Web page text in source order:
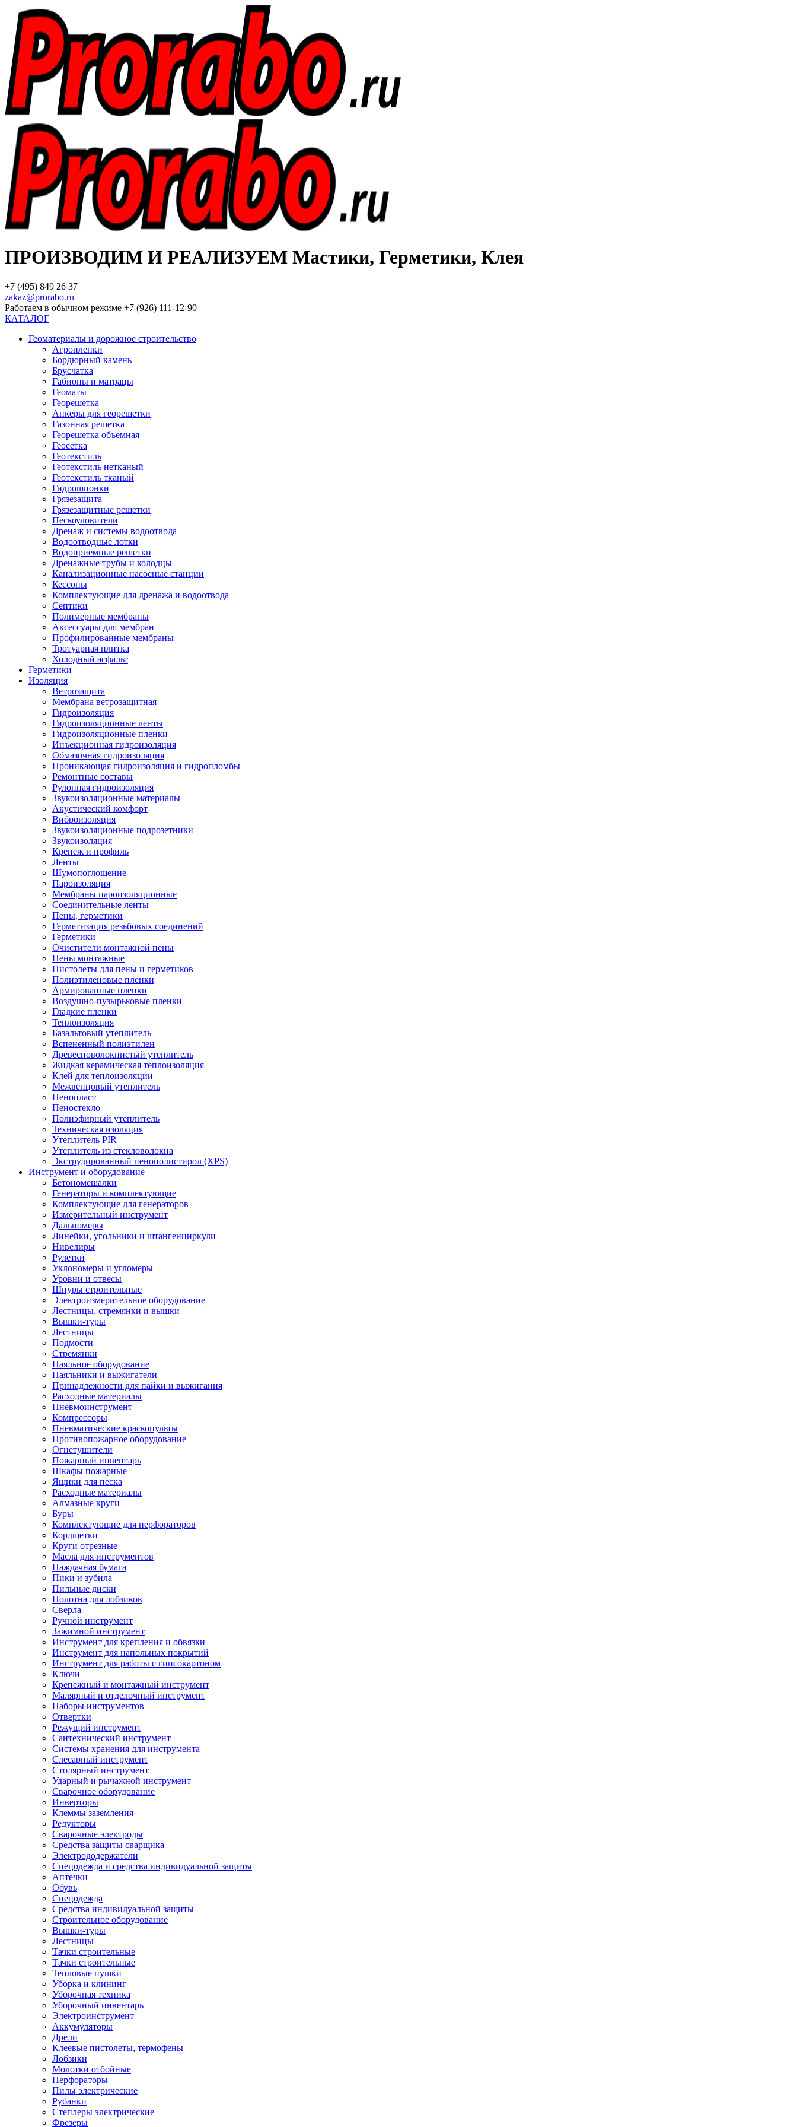
ПРОИЗВОДИМ И РЕАЛИЗУЕМ Мастики, Герметики, Клея
+7 (495) 849 26 37
zakaz@prorabo.ru
Работаем в обычном режиме +7 (926) 111-12-90
КАТАЛОГ
Геоматериалы и дорожное строительство
Агропленки
Бордюрный камень
Брусчатка
Габионы и матрацы
Геоматы
Георешетка
Анкеры для георешетки
Газонная решетка
Георешетка объемная
Геосетка
Геотекстиль
Геотекстиль нетканый
Геотекстиль тканый
Гидрошпонки
Грязезащита
Грязезащитные решетки
Пескоуловители
Дренаж и системы водоотвода
Водоотводные лотки
Водоприемные решетки
Дренажные трубы и колодцы
Канализационные насосные станции
Кессоны
Комплектующие для дренажа и водоотвода
Септики
Полимерные мембраны
Аксессуары для мембран
Профилированные мембраны
Тротуарная плитка
Холодный асфальт
Герметики
Изоляция
Ветрозащита
Мембрана ветрозащитная
Гидроизоляция
Гидроизоляционные ленты
Гидроизоляционные пленки
Инъекционная гидроизоляция
Обмазочная гидроизоляция
Проникающая гидроизоляция и гидропломбы
Ремонтные составы
Рулонная гидроизоляция
Звукоизоляционные материалы
Акустический комфорт
Виброизоляция
Звукоизоляционные подрозетники
Звукоизоляция
Крепеж и профиль
Ленты
Шумопоглощение
Пароизоляция
Мембраны пароизоляционные
Соединительные ленты
Пены, герметики
Герметизация резьбовых соединений
Герметики
Очистители монтажной пены
Пены монтажные
Пистолеты для пены и герметиков
Полиэтиленовые пленки
Армированные пленки
Воздушно-пузырьковые пленки
Гладкие пленки
Теплоизоляция
Базальтовый утеплитель
Вспененный полиэтилен
Древесноволокнистый утеплитель
Жидкая керамическая теплоизоляция
Клей для теплоизоляции
Межвенцовый утеплитель
Пенопласт
Пеностекло
Полиэфирный утеплитель
Техническая изоляция
Утеплитель PIR
Утеплитель из стекловолокна
Экструдированный пенополистирол (XPS)
Инструмент и оборудование
Бетономешалки
Генераторы и комплектующие
Комплектующие для генераторов
Измерительный инструмент
Дальномеры
Линейки, угольники и штангенциркули
Нивелиры
Рулетки
Уклономеры и угломеры
Уровни и отвесы
Шнуры строительные
Электроизмерительное оборудование
Лестницы, стремянки и вышки
Вышки-туры
Лестницы
Подмости
Стремянки
Паяльное оборудование
Паяльники и выжигатели
Принадлежности для пайки и выжигания
Расходные материалы
Пневмоинструмент
Компрессоры
Пневматические краскопульты
Противопожарное оборудование
Огнетушители
Пожарный инвентарь
Шкафы пожарные
Ящики для песка
Расходные материалы
Алмазные круги
Буры
Комплектующие для перфораторов
Кордщетки
Круги отрезные
Масла для инструментов
Наждачная бумага
Пики и зубила
Пильные диски
Полотна для лобзиков
Сверла
Ручной инструмент
Зажимной инструмент
Инструмент для крепления и обвязки
Инструмент для напольных покрытий
Инструмент для работы с гипсокартоном
Ключи
Крепежный и монтажный инструмент
Малярный и отделочный инструмент
Наборы инструментов
Отвертки
Режущий инструмент
Сантехнический инструмент
Системы хранения для инструмента
Слесарный инструмент
Столярный инструмент
Ударный и рычажной инструмент
Сварочное оборудование
Инверторы
Клеммы заземления
Редукторы
Сварочные электроды
Средства защиты сварщика
Электрододержатели
Спецодежда и средства индивидуальной защиты
Аптечки
Обувь
Спецодежда
Средства индивидуальной защиты
Строительное оборудование
Вышки-туры
Лестницы
Тачки строительные
Тачки строительные
Тепловые пушки
Уборка и клининг
Уборочная техника
Уборочный инвентарь
Электроинструмент
Аккумуляторы
Дрели
Клеевые пистолеты, термофены
Лобзики
Молотки отбойные
Перфораторы
Пилы электрические
Рубанки
Степлеры электрические
Фрезеры